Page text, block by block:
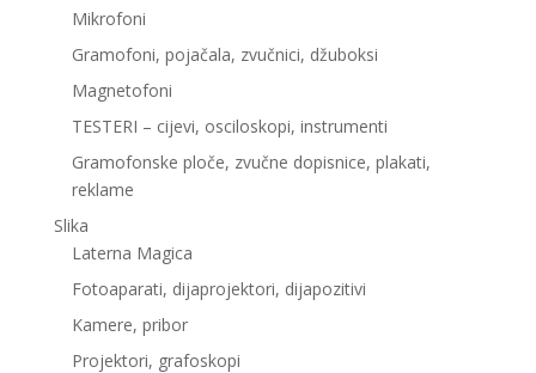
Mikrofoni
Gramofoni, pojačala, zvučnici, džuboksi
Magnetofoni
TESTERI – cijevi, osciloskopi, instrumenti
Gramofonske ploče, zvučne dopisnice, plakati,
reklame
Slika
Laterna Magica
Fotoaparati, dijaprojektori, dijapozitivi
Kamere, pribor
Projektori, grafoskopi